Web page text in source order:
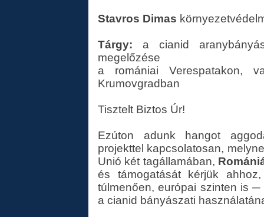
Stavros Dimas
Tárgy: a cianid
megelőzése
a romániai Verespatakon,
Krumovgradban
Tisztelt Biztos Úr!
Ezúton adunk hangot
projekttel kapcsolatosan,
Unió két tagállamában,
és támogatását kérjük
túlmenően, európai szinten is
a cianid bányászati